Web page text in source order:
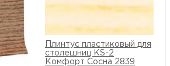
Плинтус пластиковый для
столешниц KS-2
Комфорт Сосна 2839